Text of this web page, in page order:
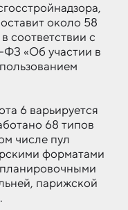
около 58
соответствии с
«Об участии в
6 варьируется
68 типов
числе пул
форматами
парижской